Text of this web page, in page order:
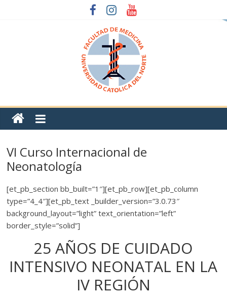
VI Curso Internacional de
Neonatología
[et_pb_section bb_built=”1″][et_pb_row][et_pb_column
type=”4_4″][et_pb_text _builder_version=”3.0.73″
background_layout=”light” text_orientation=”left”
border_style=”solid”]
25 AÑOS DE CUIDADO
INTENSIVO NEONATAL EN LA
IV REGIÓN